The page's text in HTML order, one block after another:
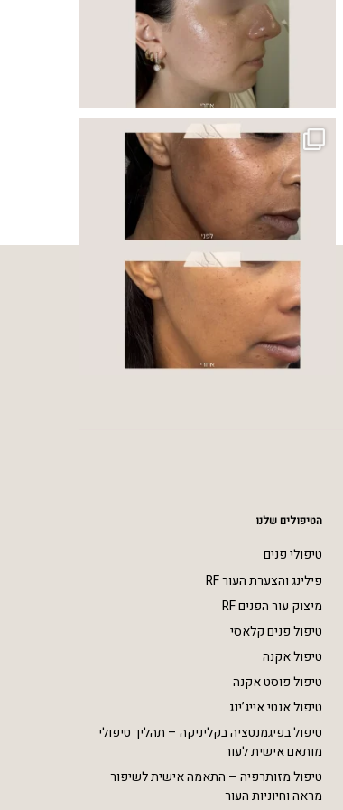
הטיפולים שלנו
טיפולי פנים
פילינג והצערת העור RF
מיצוק עור הפנים RF
טיפול פנים קלאסי
טיפול אקנה
טיפול פוסט אקנה
טיפול אנטי אייג’ינג
טיפול בפיגמנטציה בקליניקה – תהליך טיפולי
מותאם אישית לעור
טיפול מזותרפיה – התאמה אישית לשיפור
מראה וחיוניות העור